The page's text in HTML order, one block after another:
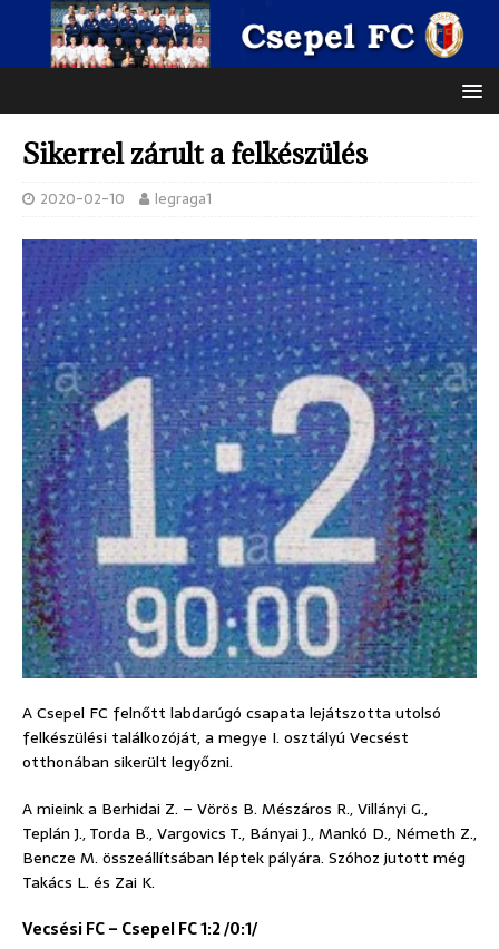
Sikerrel zárult a felkészülés
2020-02-10 legraga1
A Csepel FC felnőtt labdarúgó csapata lejátszotta utolsó
felkészülési találkozóját, a megye I. osztályú Vecsést
otthonában sikerült legyőzni.
A mieink a Berhidai Z. – Vörös B. Mészáros R., Villányi G.,
Teplán J., Torda B., Vargovics T., Bányai J., Mankó D., Németh Z.,
Bencze M. összeállítsában léptek pályára. Szóhoz jutott még
Takács L. és Zai K.
Vecsési FC – Csepel FC 1:2 /0:1/